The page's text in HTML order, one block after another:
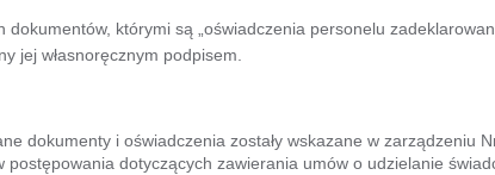
dokumentów, którymi są „oświadczenia personelu
jej własnoręcznym podpisem.
dokumenty i oświadczenia zostały wskazane w zarządzeniu
dotyczących zawierania umów o udzielanie